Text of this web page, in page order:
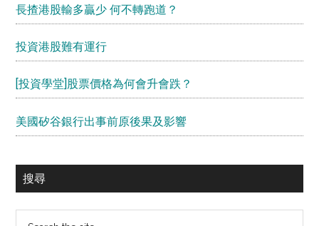
長揸港股輸多贏少 何不轉跑道？
投資港股難有運行
[投資學堂]股票價格為何會升會跌？
美國矽谷銀行出事前原後果及影響
搜尋